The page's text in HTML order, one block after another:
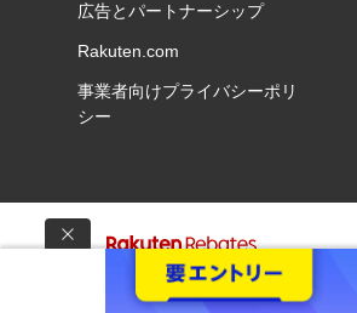
広告とパートナーシップ
Rakuten.com
事業者向けプライバシーポリ
シー